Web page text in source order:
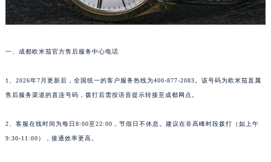
一、成都欧米茄官方售后服务中心电话
1、2026年7月更新后，全国统一的客户服务热线为400-877-2083。该号码为欧米茄直属
售后服务渠道的直连号码，拨打后需按语音提示转接至成都网点。
2、客服在线时间为每日8:00至22:00，节假日不休息。建议在非高峰时段拨打（如上午
9:30-11:00），接通效率更高。